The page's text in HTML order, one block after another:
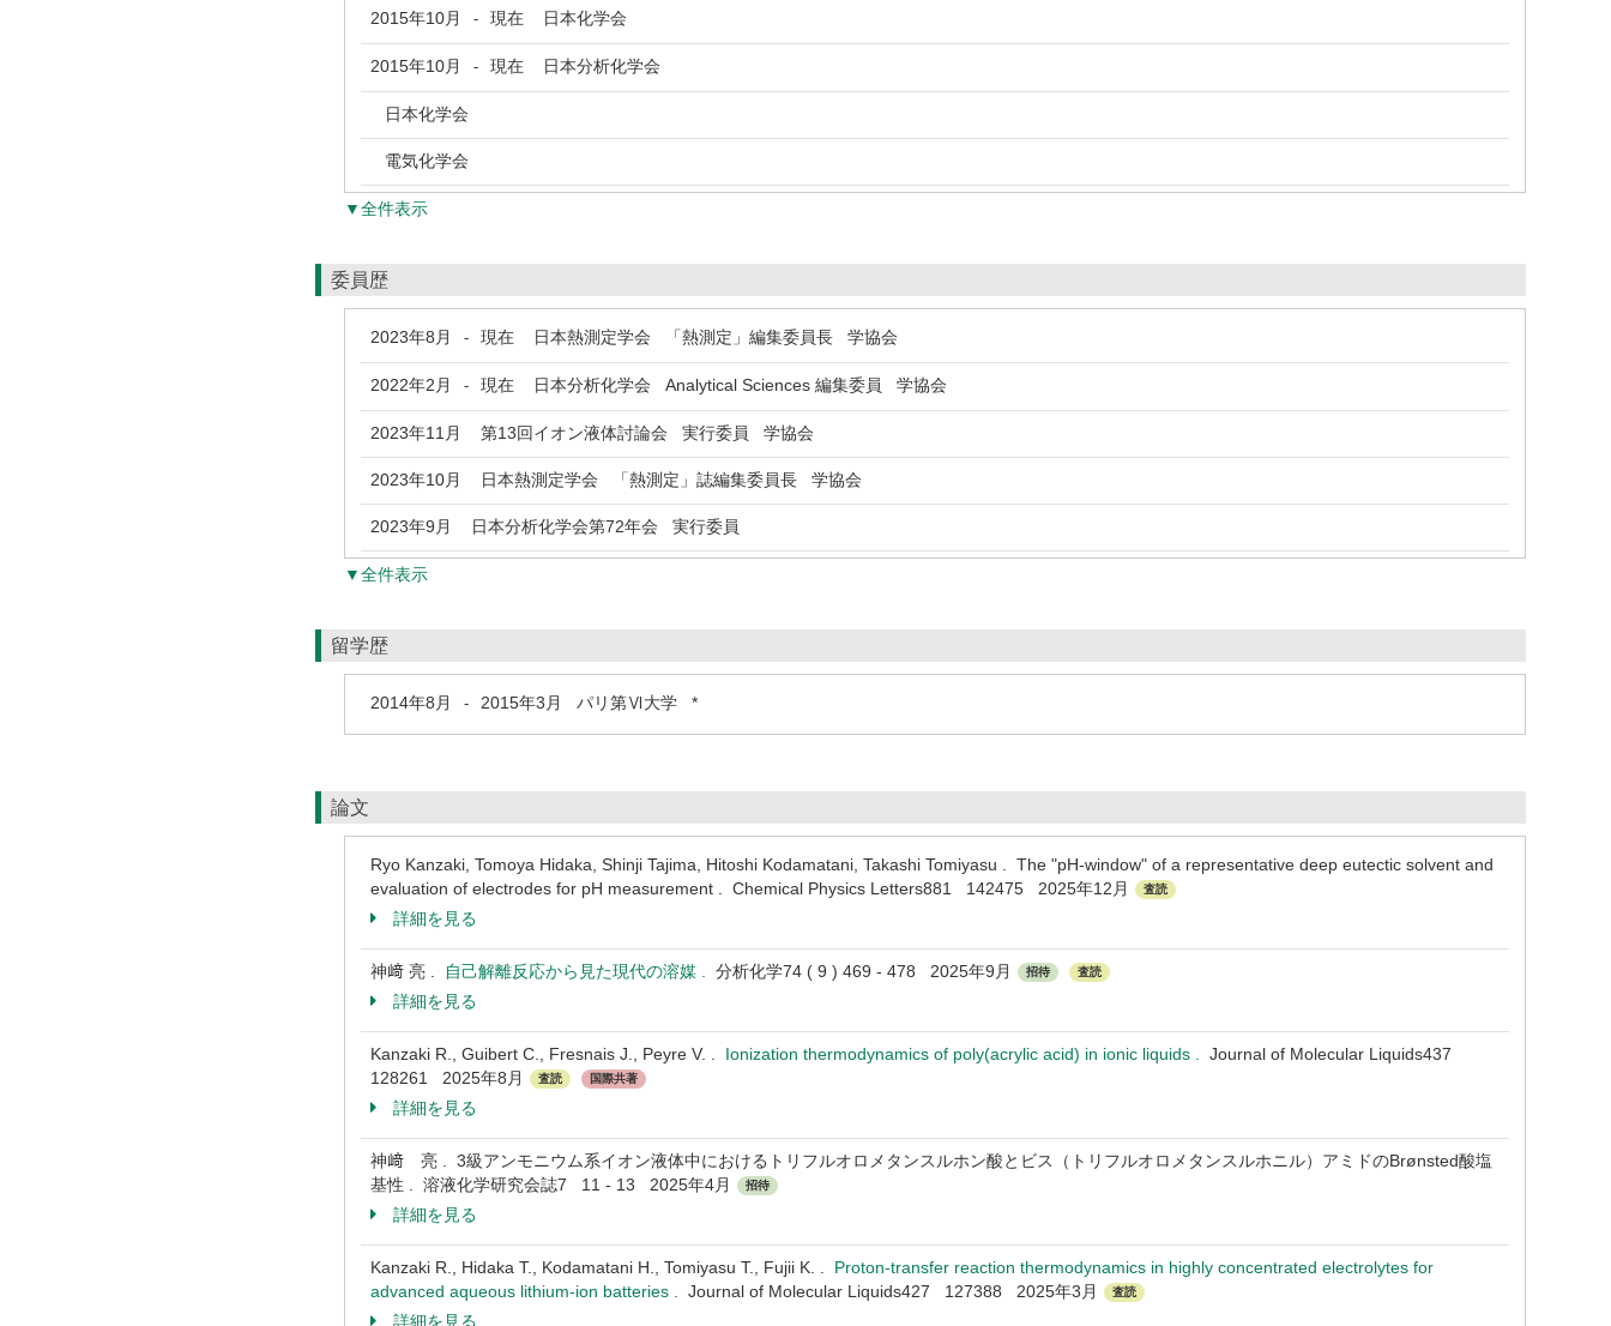
2015年10月 - 現在 日本化学会
2015年10月 - 現在 日本分析化学会
日本化学会
電気化学会
▼全件表示
委員歴
2023年8月 - 現在 日本熱測定学会 「熱測定」編集委員長 学協会
2022年2月 - 現在 日本分析化学会 Analytical Sciences 編集委員 学協会
2023年11月 第13回イオン液体討論会 実行委員 学協会
2023年10月 日本熱測定学会 「熱測定」誌編集委員長 学協会
2023年9月 日本分析化学会第72年会 実行委員
▼全件表示
留学歴
2014年8月 - 2015年3月 パリ第Ⅵ大学 *
論文
Ryo Kanzaki, Tomoya Hidaka, Shinji Tajima, Hitoshi Kodamatani, Takashi Tomiyasu . The "pH-window" of a representative deep eutectic solvent and
evaluation of electrodes for pH measurement . Chemical Physics Letters881 142475 2025年12月
査読
詳細を見る
神﨑 亮 . 自己解離反応から見た現代の溶媒 . 分析化学74 ( 9 ) 469 - 478 2025年9月 招待 査読
詳細を見る
Kanzaki R., Guibert C., Fresnais J., Peyre V. . Ionization thermodynamics of poly(acrylic acid) in ionic liquids . Journal of Molecular Liquids437
128261 2025年8月
査読 国際共著
詳細を見る
神﨑 亮 . 3級アンモニウム系イオン液体中におけるトリフルオロメタンスルホン酸とビス（トリフルオロメタンスルホニル）アミドのBrønsted酸塩
基性 . 溶液化学研究会誌7 11 - 13 2025年4月
招待
詳細を見る
Kanzaki R., Hidaka T., Kodamatani H., Tomiyasu T., Fujii K. . Proton-transfer reaction thermodynamics in highly concentrated electrolytes for
advanced aqueous lithium-ion batteries . Journal of Molecular Liquids427 127388 2025年3月 査読
詳細を見る